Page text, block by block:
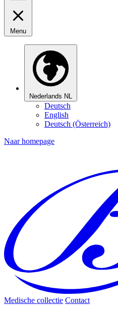
Menu
Nederlands NL
Deutsch
English
Deutsch (Österreich)
Naar homepage
Medische collectie Contact